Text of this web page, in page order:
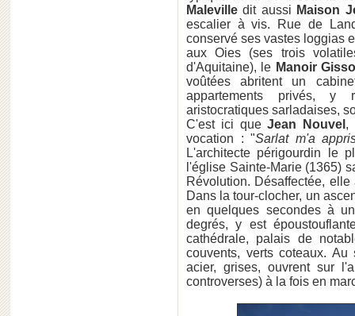
Malevilledit aussi Maison
escalier à vis. Rue de
conservé ses vastes loggias
aux Oies (ses trois
d'Aquitaine), le Manoir
voûtées abritent un
appartements privés, y
aristocratiques sarladaises,
C'est ici queJean Nouvel ,
vocation : "Sarlat m'a
L'architecte périgourdin le
l'église Sainte-Marie (1365)
Révolution. Désaffectée,
Dans la tour-clocher, un
en quelques secondes à
degrés, y est
cathédrale, palais de
couvents, verts coteaux.
acier, grises, ouvrent sur
controverses) à la fois en